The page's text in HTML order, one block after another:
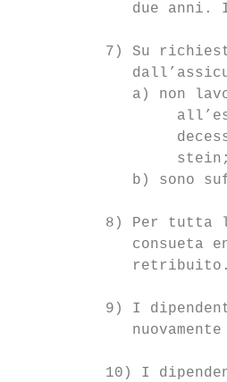
due anni.
7) Su
a) non
                  stein;
b) sono
8) Per tutta
consueta
             retribuito.
9) I
nuovamente
10) I